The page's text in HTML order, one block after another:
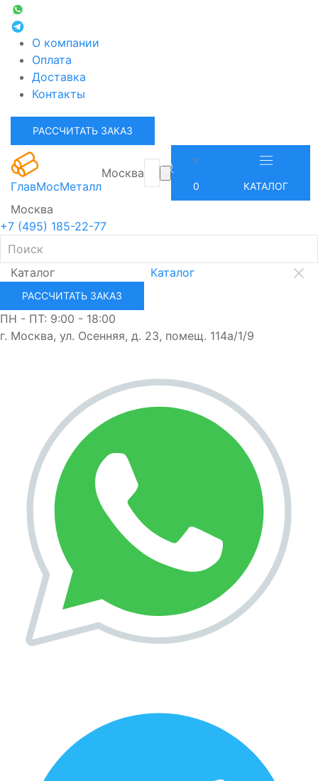
О компании
Оплата
Доставка
Контакты
РАССЧИТАТЬ ЗАКАЗ
ГлавМосМеталл
Москва
0 КАТАЛОГ
Москва
+7 (495) 185-22-77
Каталог Каталог
РАССЧИТАТЬ ЗАКАЗ
ПН - ПТ: 9:00 - 18:00
г. Москва, ул. Осенняя, д. 23, помещ. 114а/1/9